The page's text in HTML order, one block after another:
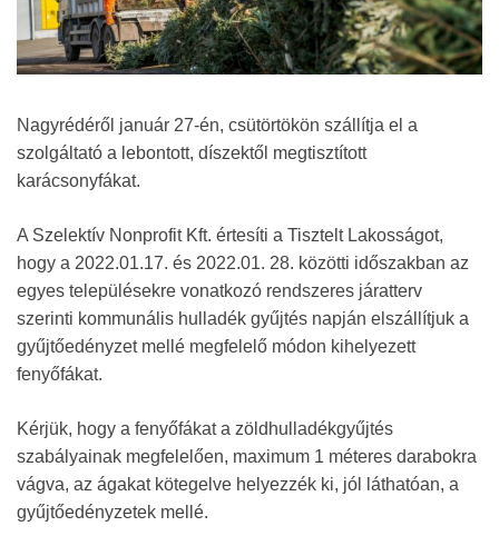
Nagyrédéről január 27-én, csütörtökön szállítja el a
szolgáltató a lebontott, díszektől megtisztított
karácsonyfákat.
A Szelektív Nonprofit Kft. értesíti a Tisztelt Lakosságot,
hogy a 2022.01.17. és 2022.01. 28. közötti időszakban az
egyes településekre vonatkozó rendszeres járatterv
szerinti kommunális hulladék gyűjtés napján elszállítjuk a
gyűjtőedényzet mellé megfelelő módon kihelyezett
fenyőfákat.
Kérjük, hogy a fenyőfákat a zöldhulladékgyűjtés
szabályainak megfelelően, maximum 1 méteres darabokra
vágva, az ágakat kötegelve helyezzék ki, jól láthatóan, a
gyűjtőedényzetek mellé.